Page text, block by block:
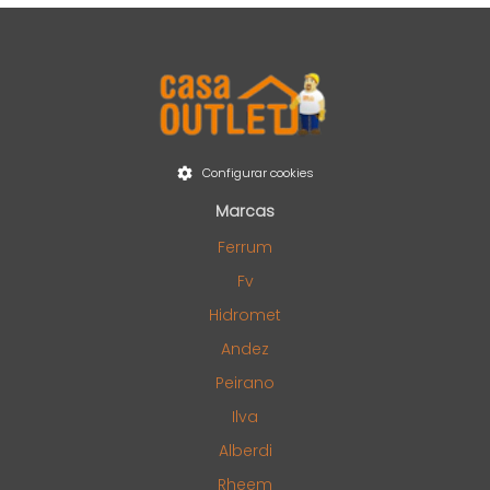
Configurar cookies
Marcas
Ferrum
Fv
Hidromet
Andez
Peirano
Ilva
Alberdi
Rheem